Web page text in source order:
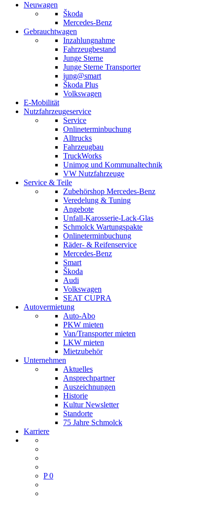
Neuwagen
Škoda
Mercedes-Benz
Gebrauchtwagen
Inzahlungnahme
Fahrzeugbestand
Junge Sterne
Junge Sterne Transporter
jung@smart
Škoda Plus
Volkswagen
E-Mobilität
Nutzfahrzeugeservice
Service
Onlineterminbuchung
Alltrucks
Fahrzeugbau
TruckWorks
Unimog und Kommunaltechnik
VW Nutzfahrzeuge
Service & Teile
Zubehörshop Mercedes-Benz
Veredelung & Tuning
Angebote
Unfall-Karosserie-Lack-Glas
Schmolck Wartungspakte
Onlineterminbuchung
Räder- & Reifenservice
Mercedes-Benz
Smart
Škoda
Audi
Volkswagen
SEAT CUPRA
Autovermietung
Auto-Abo
PKW mieten
Van/Transporter mieten
LKW mieten
Mietzubehör
Unternehmen
Aktuelles
Ansprechpartner
Auszeichnungen
Historie
Kultur Newsletter
Standorte
75 Jahre Schmolck
Karriere
P 0